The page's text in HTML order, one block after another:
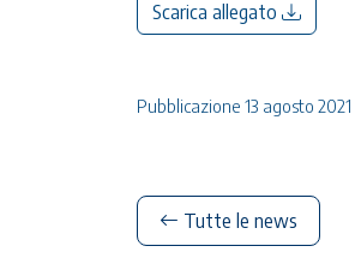
Scarica allegato
Pubblicazione 13 agosto 2021
Tutte le news